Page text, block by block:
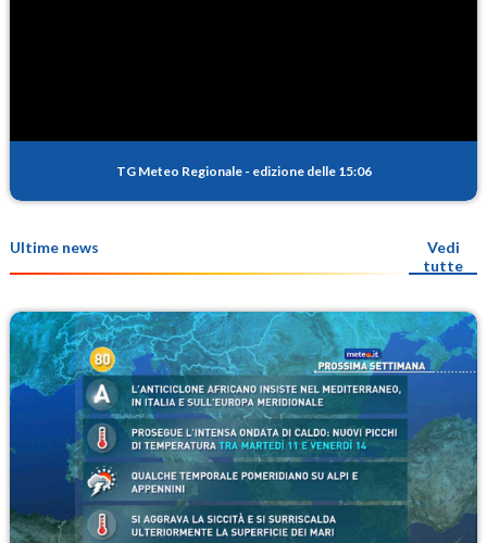
TG Meteo Regionale - edizione delle 15:06
Ultime news
Vedi
tutte